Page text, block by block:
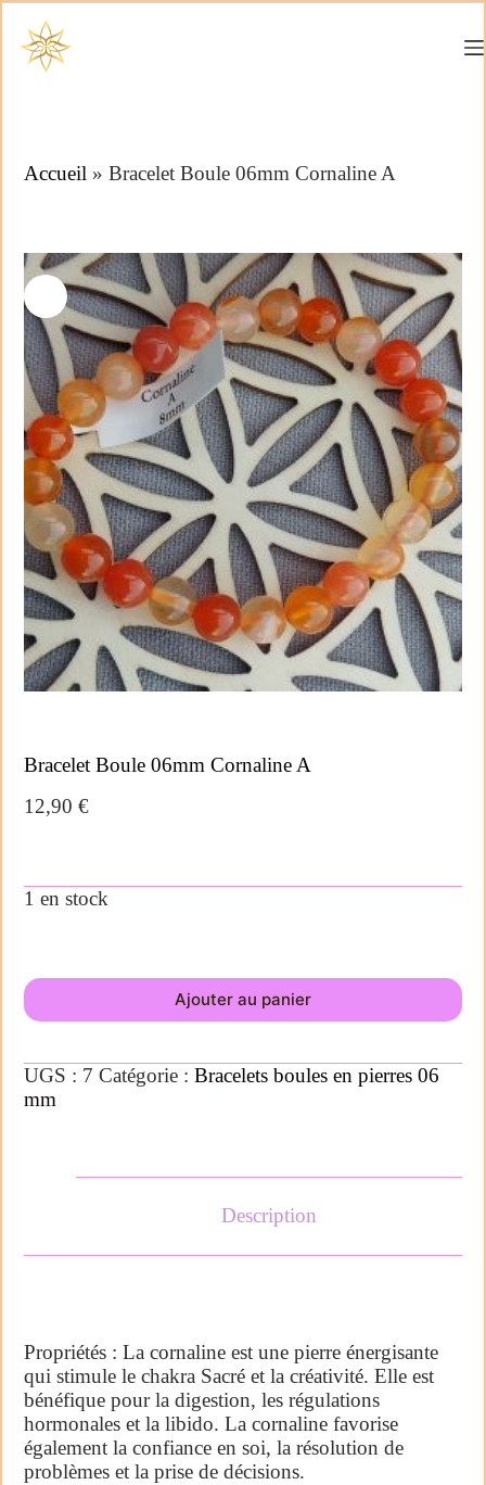
Accueil » Bracelet Boule 06mm Cornaline A
Bracelet Boule 06mm Cornaline A
12,90 €
1 en stock
Ajouter au panier
UGS : 7 Catégorie : Bracelets boules en pierres 06
mm
Description
Propriétés : La cornaline est une pierre énergisante
qui stimule le chakra Sacré et la créativité. Elle est
bénéfique pour la digestion, les régulations
hormonales et la libido. La cornaline favorise
également la confiance en soi, la résolution de
problèmes et la prise de décisions.